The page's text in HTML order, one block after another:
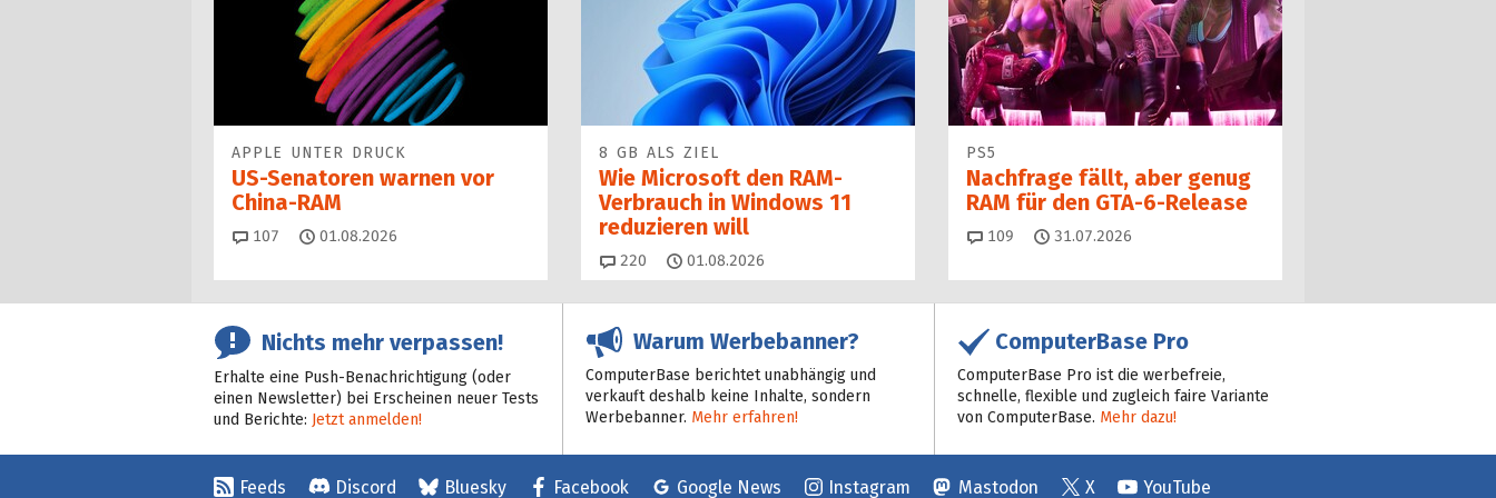
APPLE UNTER DRUCK
US-Senatoren warnen vor
China-RAM
107 Kommentare
01.08.2026
8 GB ALS ZIEL
Wie Microsoft den RAM-
Verbrauch in Windows 11
reduzieren will
220 Kommentare
01.08.2026
PS5
Nachfrage fällt, aber genug
RAM für den GTA-6-Release
109 Kommentare
31.07.2026
Nichts mehr verpassen!
Erhalte eine Push-Benachrichtigung (oder
einen Newsletter) bei Erscheinen neuer Tests
und Berichte: Jetzt anmelden!
Warum Werbebanner?
ComputerBase berichtet unabhängig und
verkauft deshalb keine Inhalte, sondern
Werbebanner. Mehr erfahren!
ComputerBase Pro
ComputerBase Pro ist die werbefreie,
schnelle, flexible und zugleich faire Variante
von ComputerBase. Mehr dazu!
Feeds Discord Bluesky Facebook Google News Instagram Mastodon X YouTube